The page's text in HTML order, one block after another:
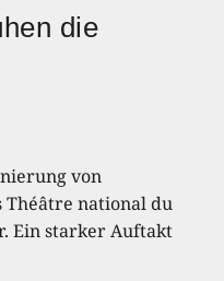
die
von
Théâtre national du
Ein starker Auftakt